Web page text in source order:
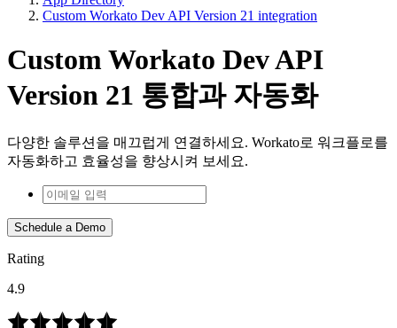
Custom Workato Dev API Version 21 integration
Custom Workato Dev API
Version 21 통합과 자동화
다양한 솔루션을 매끄럽게 연결하세요. Workato로 워크플로를
자동화하고 효율성을 향상시켜 보세요.
Schedule a Demo
Rating
4.9